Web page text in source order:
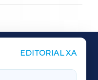
EDITORIAL XA